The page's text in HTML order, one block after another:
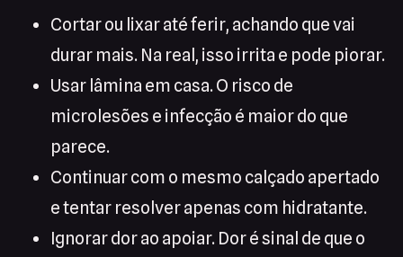
Cortar ou lixar até ferir, achando que vai
durar mais. Na real, isso irrita e pode piorar.
Usar lâmina em casa. O risco de
microlesões e infecção é maior do que
parece.
Continuar com o mesmo calçado apertado
e tentar resolver apenas com hidratante.
Ignorar dor ao apoiar. Dor é sinal de que o